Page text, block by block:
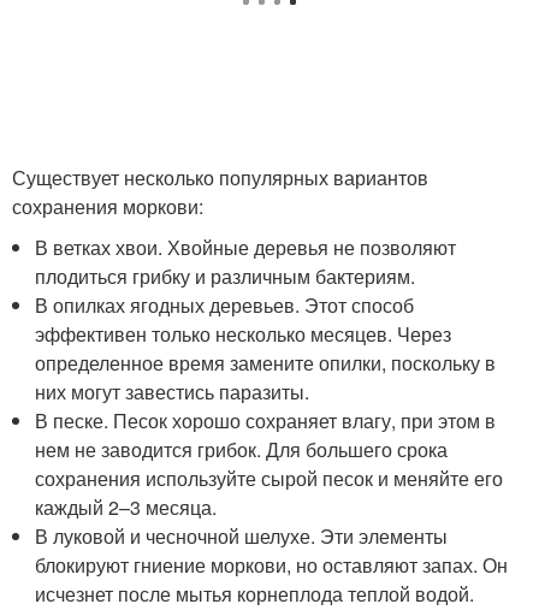
Существует несколько популярных вариантов
сохранения моркови:
В ветках хвои. Хвойные деревья не позволяют
плодиться грибку и различным бактериям.
В опилках ягодных деревьев. Этот способ
эффективен только несколько месяцев. Через
определенное время замените опилки, поскольку в
них могут завестись паразиты.
В песке. Песок хорошо сохраняет влагу, при этом в
нем не заводится грибок. Для большего срока
сохранения используйте сырой песок и меняйте его
каждый 2–3 месяца.
В луковой и чесночной шелухе. Эти элементы
блокируют гниение моркови, но оставляют запах. Он
исчезнет после мытья корнеплода теплой водой.